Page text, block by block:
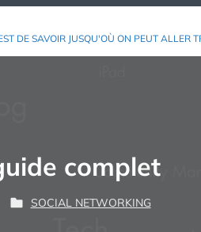
DE SAVOIR JUSQU'OÙ ON PEUT ALLER
complet
P
P
SOCIAL NETWORKING